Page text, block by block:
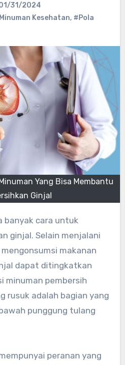
31/2024
Kesehatan, #Pola
Yang Bisa Membantu
Ginjal
banyak cara untuk
ginjal. Selain menjalani
mengonsumsi makanan
dapat ditingkatkan
minuman pembersih
rusuk adalah bagian yang
punggung tulang
peranan yang